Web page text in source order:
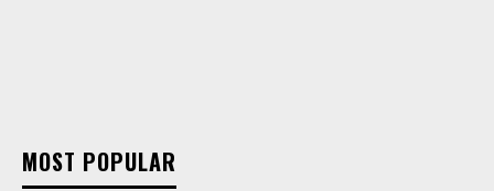
MOST POPULAR